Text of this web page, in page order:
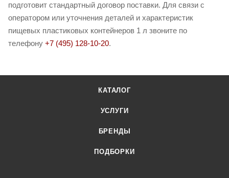
подготовит стандартный договор поставки. Для связи с
оператором или уточнения деталей и характеристик
пищевых пластиковых контейнеров 1 л звоните по
телефону +7 (495) 128-10-20.
КАТАЛОГ
УСЛУГИ
БРЕНДЫ
ПОДБОРКИ